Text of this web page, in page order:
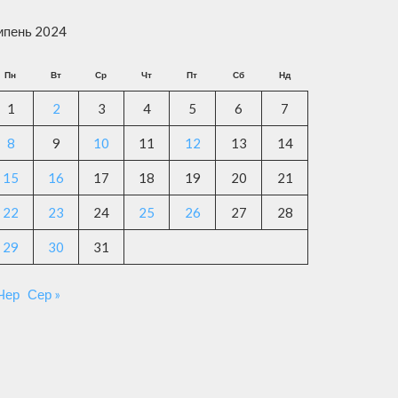
2024
Пн Вт Ср Чт Пт Сб Нд
1 2 3 4 5 6 7
8 9 10 11 12 13 14
15 16 17 18 19 20 21
22 23 24 25 26 27 28
29 30 31
Сер »